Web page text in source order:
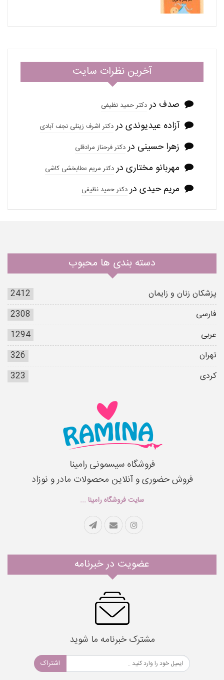
آخرین نظرات سایت
صدف دردکتر حمید نظیفی
آزاده عیدیوندی دردکتر اشرف زینلی نجف آبادی
زهرا حسینی دردکتر فرحناز مرادقلی
مهربانو مختاری دردکتر مریم عطابخشی کاشی
مریم حیدی دردکتر حمید نظیفی
دسته بندی ها محبوب
پزشکان زنان و زایمان
2412
فارسی
2308
عربی
1294
تهران
326
کردی
323
فروشگاه سیسمونی رامینا
فروش حضوری و آنلاین محصولات مادر و نوزاد
سایت فروشگاه رامینا ...
عضویت در خبرنامه
مشترک خبرنامه ما شوید
اشتراک